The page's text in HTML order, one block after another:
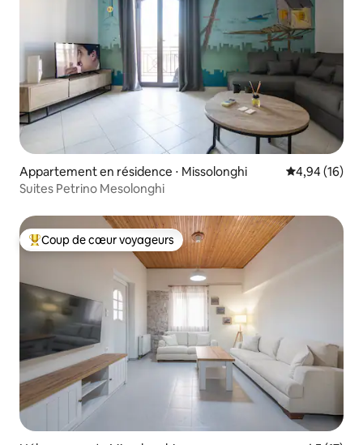
Appartement en résidence ⋅ Missolonghi Évaluation
4,94 (16)
Suites Petrino Mesolonghi
Coups de cœur voyageurs les plus appréciés
Coup de cœur voyageurs